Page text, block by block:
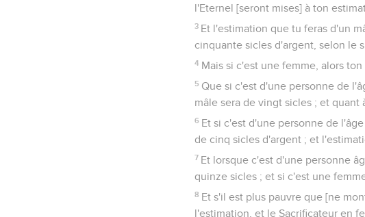
l'Eternel [seront mises] à ton
3 Et l'estimation que tu feras d'un
cinquante sicles d'argent, selon le
4 Mais si c'est une femme, alors
5 Que si c'est d'une personne de
mâle sera de vingt sicles ; et quant
6 Et si c'est d'une personne de
de cinq sicles d'argent ; et
7 Et lorsque c'est d'une personne
quinze sicles ; et si c'est une
8 Et s'il est plus pauvre que [ne
l'estimation, et le Sacrificateur en